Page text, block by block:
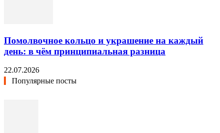
Помолвочное кольцо и украшение на каждый
день: в чём принципиальная разница
22.07.2026
Популярные посты